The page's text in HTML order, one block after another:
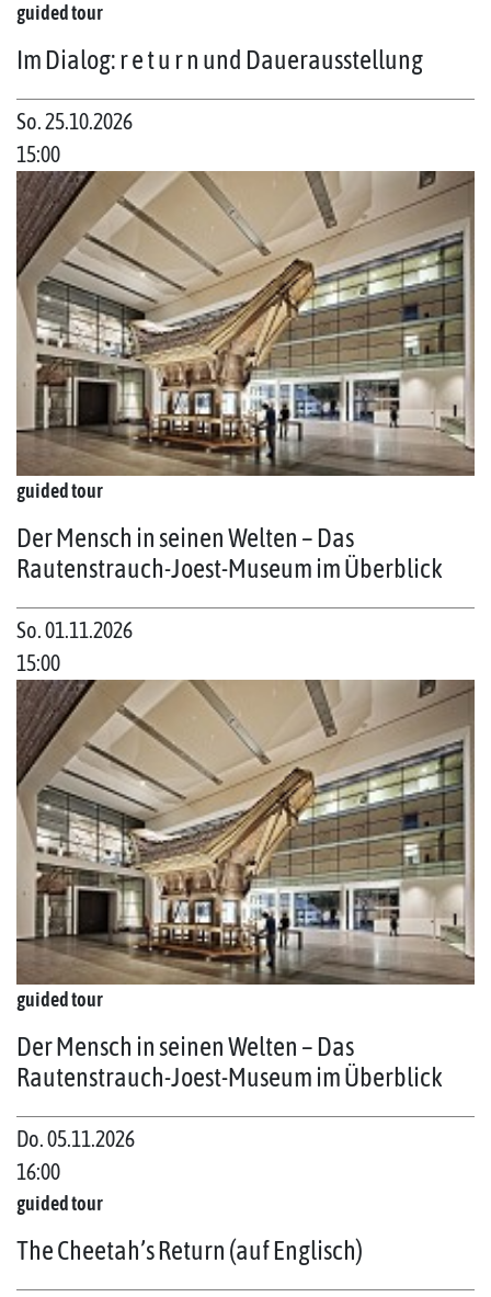
guided tour
Im Dialog: r e t u r n und Dauerausstellung
So. 25.10.2026
15:00
guided tour
Der Mensch in seinen Welten – Das
Rautenstrauch-Joest-Museum im Überblick
So. 01.11.2026
15:00
guided tour
Der Mensch in seinen Welten – Das
Rautenstrauch-Joest-Museum im Überblick
Do. 05.11.2026
16:00
guided tour
The Cheetah’s Return (auf Englisch)